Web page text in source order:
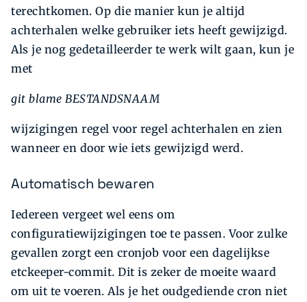
terechtkomen. Op die manier kun je altijd
achterhalen welke gebruiker iets heeft gewijzigd.
Als je nog gedetailleerder te werk wilt gaan, kun je
met
git blame BESTANDSNAAM
wijzigingen regel voor regel achterhalen en zien
wanneer en door wie iets gewijzigd werd.
Automatisch bewaren
Iedereen vergeet wel eens om
configuratiewijzigingen toe te passen. Voor zulke
gevallen zorgt een cronjob voor een dagelijkse
etckeeper-commit. Dit is zeker de moeite waard
om uit te voeren. Als je het oud­gediende cron niet